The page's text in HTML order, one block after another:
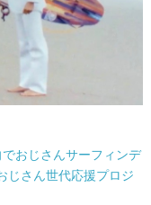
でおじさんサーフィンデ
じさん世代応援プロジ